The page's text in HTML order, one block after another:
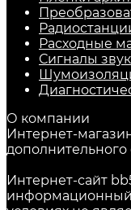
Расходные
Сигналы
О компании
Интернет-
Интернет-сайт
информационный